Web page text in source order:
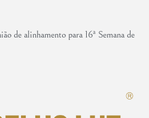
de alinhamento para 16ª Semana de